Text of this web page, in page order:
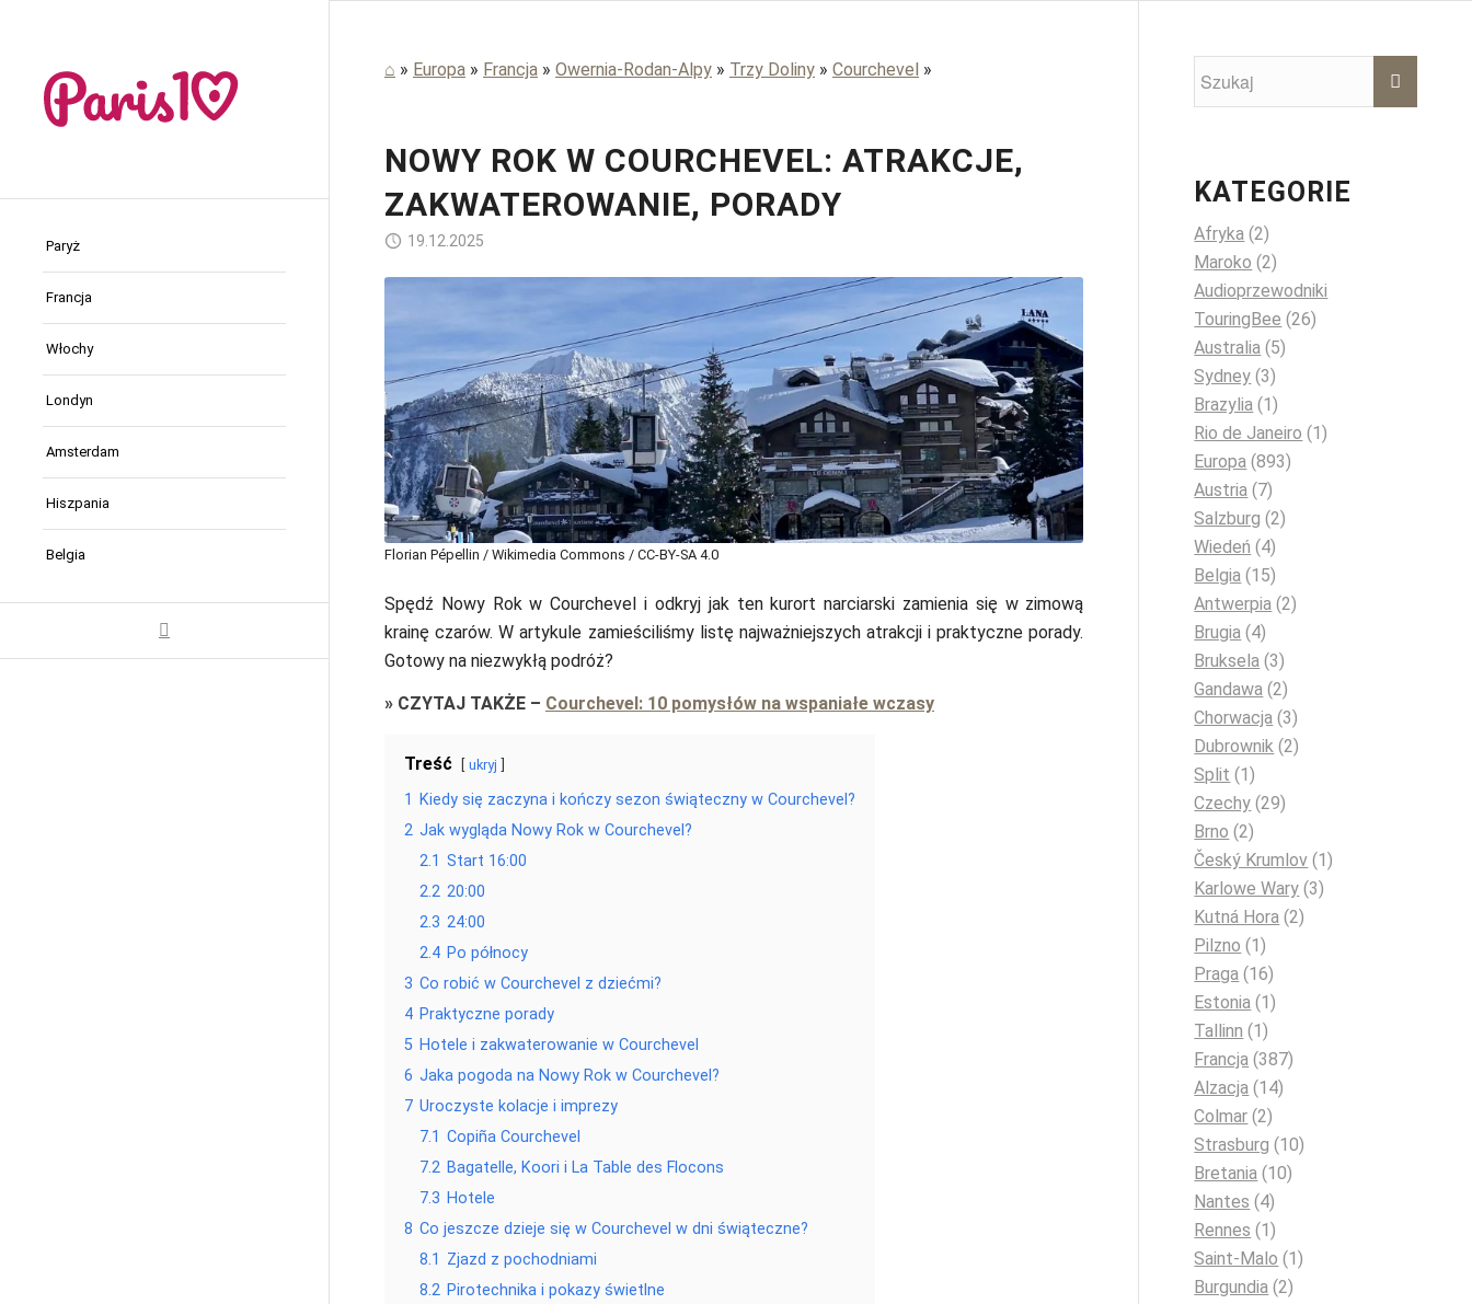
Paryż
Francja
Włochy
Londyn
Amsterdam
Hiszpania
Belgia
⌂ » Europa » Francja » Owernia-Rodan-Alpy » Trzy Doliny » Courchevel »
NOWY ROK W COURCHEVEL: ATRAKCJE,
ZAKWATEROWANIE, PORADY
19.12.2025
Florian Pépellin / Wikimedia Commons / CC-BY-SA 4.0
Spędź Nowy Rok w Courchevel i odkryj jak ten kurort narciarski zamienia się w zimową
krainę czarów. W artykule zamieściliśmy listę najważniejszych atrakcji i praktyczne porady.
Gotowy na niezwykłą podróż?
» CZYTAJ TAKŻE – Courchevel: 10 pomysłów na wspaniałe wczasy
Treść ukryj
1
Kiedy się zaczyna i kończy sezon świąteczny w Courchevel?
2 Jak wygląda Nowy Rok w Courchevel?
2.1 Start 16:00
2.2 20:00
2.3 24:00
2.4 Po północy
3 Co robić w Courchevel z dziećmi?
4 Praktyczne porady
5 Hotele i zakwaterowanie w Courchevel
6 Jaka pogoda na Nowy Rok w Courchevel?
7 Uroczyste kolacje i imprezy
7.1 Copiña Courchevel
7.2 Bagatelle, Koori i La Table des Flocons
7.3 Hotele
8 Co jeszcze dzieje się w Courchevel w dni świąteczne?
8.1 Zjazd z pochodniami
8.2 Pirotechnika i pokazy świetlne
KATEGORIE
Afryka (2)
Maroko (2)
Audioprzewodniki
TouringBee (26)
Australia (5)
Sydney (3)
Brazylia (1)
Rio de Janeiro (1)
Europa (893)
Austria (7)
Salzburg (2)
Wiedeń (4)
Belgia (15)
Antwerpia (2)
Brugia (4)
Bruksela (3)
Gandawa (2)
Chorwacja (3)
Dubrownik (2)
Split (1)
Czechy (29)
Brno (2)
Český Krumlov (1)
Karlowe Wary (3)
Kutná Hora (2)
Pilzno (1)
Praga (16)
Estonia (1)
Tallinn (1)
Francja (387)
Alzacja (14)
Colmar (2)
Strasburg (10)
Bretania (10)
Nantes (4)
Rennes (1)
Saint-Malo (1)
Burgundia (2)